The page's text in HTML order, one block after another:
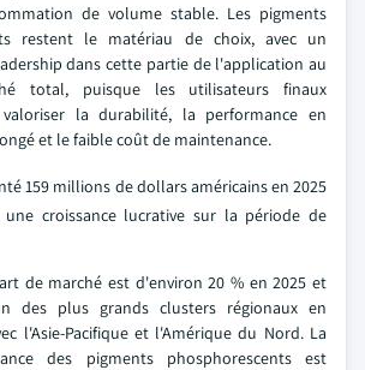
de volume stable. Les pigments
restent le matériau de choix, avec un
dans cette partie de l'application au
total, puisque les utilisateurs finaux
la durabilité, la performance en
et le faible coût de maintenance.
159 millions de dollars américains en 2025
croissance lucrative sur la période de
de marché est d'environ 20 % en 2025 et
des plus grands clusters régionaux en
l'Asie-Pacifique et l'Amérique du Nord. La
des pigments phosphorescents est